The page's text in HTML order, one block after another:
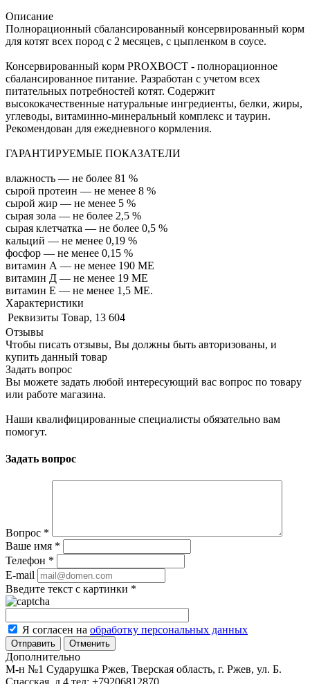
Описание
Полнорационный сбалансированный консервированный корм
для котят всех пород с 2 месяцев, с цыпленком в соусе.
Консервированный корм PROХВОСТ - полнорационное
сбалансированное питание. Разработан с учетом всех
питательных потребностей котят. Содержит
высококачественные натуральные ингредиенты, белки, жиры,
углеводы, витаминно-минеральный комплекс и таурин.
Рекомендован для ежедневного кормления.
ГАРАНТИРУЕМЫЕ ПОКАЗАТЕЛИ
влажность — не более 81 %
сырой протеин — не менее 8 %
сырой жир — не менее 5 %
сырая зола — не более 2,5 %
сырая клетчатка — не более 0,5 %
кальций — не менее 0,19 %
фосфор — не менее 0,15 %
витамин А — не менее 190 МЕ
витамин Д — не менее 19 МЕ
витамин Е — не менее 1,5 МЕ.
Характеристики
Реквизиты Товар, 13 604
Отзывы
Чтобы писать отзывы, Вы должны быть авторизованы, и
купить данный товар
Задать вопрос
Вы можете задать любой интересующий вас вопрос по товару
или работе магазина.
Наши квалифицированные специалисты обязательно вам
помогут.
Задать вопрос
Вопрос *
Ваше имя *
Телефон *
E-mail
Введите текст с картинки *
Я согласен на обработку персональных данных
Отменить
Дополнительно
М-н №1 Сударушка Ржев, Тверская область, г. Ржев, ул. Б.
Спасская, д.4 тел: +79206812870